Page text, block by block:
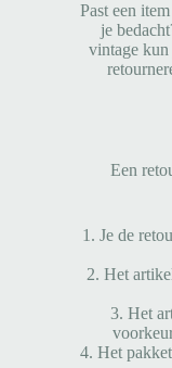
Past een
je
vintage
Een
1. Je de
2. Het
3. Het
4. Het